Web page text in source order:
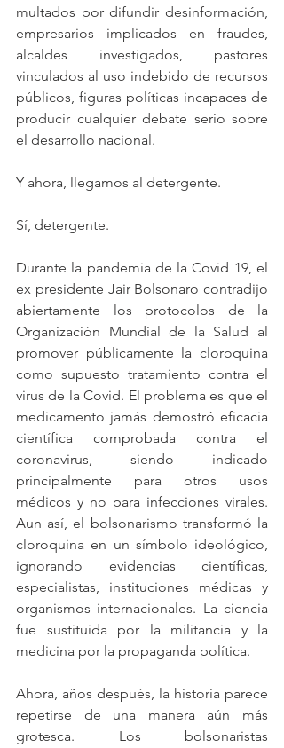
multados por difundir desinformación,
empresarios implicados en fraudes,
alcaldes investigados, pastores
vinculados al uso indebido de recursos
públicos, figuras políticas incapaces de
producir cualquier debate serio sobre
el desarrollo nacional.
Y ahora, llegamos al detergente.
Sí, detergente.
Durante la pandemia de la Covid 19, el
ex presidente Jair Bolsonaro contradijo
abiertamente los protocolos de la
Organización Mundial de la Salud al
promover públicamente la cloroquina
como supuesto tratamiento contra el
virus de la Covid. El problema es que el
medicamento jamás demostró eficacia
científica comprobada contra el
coronavirus, siendo indicado
principalmente para otros usos
médicos y no para infecciones virales.
Aun así, el bolsonarismo transformó la
cloroquina en un símbolo ideológico,
ignorando evidencias científicas,
especialistas, instituciones médicas y
organismos internacionales. La ciencia
fue sustituida por la militancia y la
medicina por la propaganda política.
Ahora, años después, la historia parece
repetirse de una manera aún más
grotesca. Los bolsonaristas